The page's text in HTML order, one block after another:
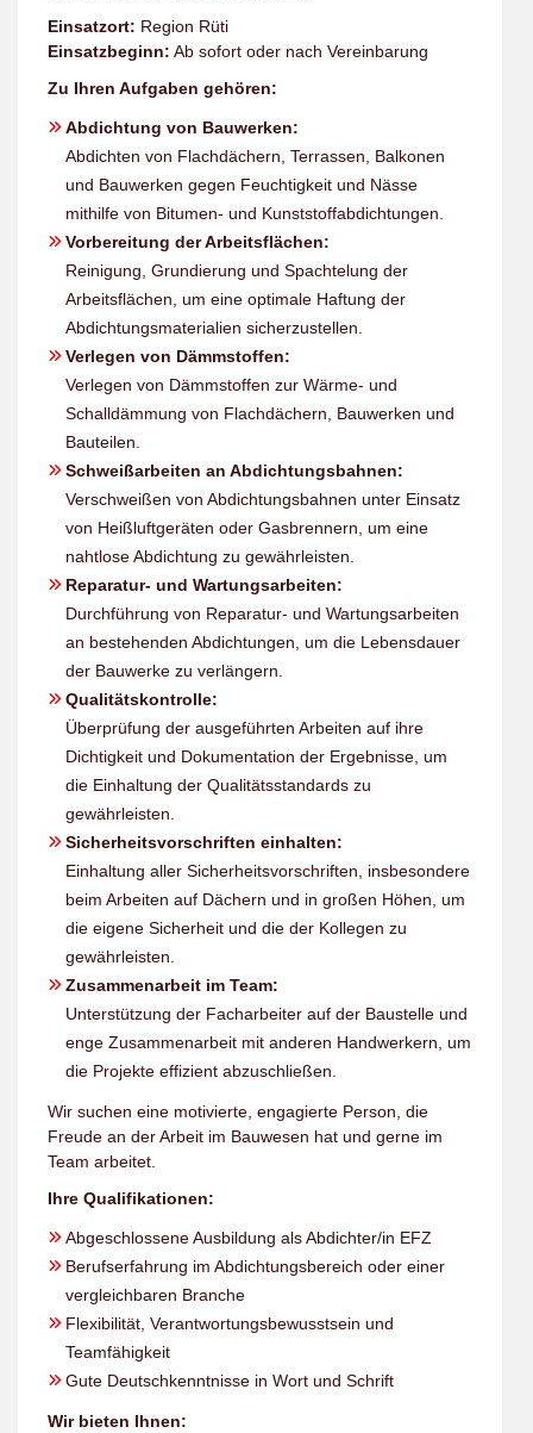
Einsatzort: Region Rüti
Einsatzbeginn: Ab sofort oder nach Vereinbarung
Zu Ihren Aufgaben gehören:
Abdichtung von Bauwerken:
Abdichten von Flachdächern, Terrassen, Balkonen
und Bauwerken gegen Feuchtigkeit und Nässe
mithilfe von Bitumen- und Kunststoffabdichtungen.
Vorbereitung der Arbeitsflächen:
Reinigung, Grundierung und Spachtelung der
Arbeitsflächen, um eine optimale Haftung der
Abdichtungsmaterialien sicherzustellen.
Verlegen von Dämmstoffen:
Verlegen von Dämmstoffen zur Wärme- und
Schalldämmung von Flachdächern, Bauwerken und
Bauteilen.
Schweißarbeiten an Abdichtungsbahnen:
Verschweißen von Abdichtungsbahnen unter Einsatz
von Heißluftgeräten oder Gasbrennern, um eine
nahtlose Abdichtung zu gewährleisten.
Reparatur- und Wartungsarbeiten:
Durchführung von Reparatur- und Wartungsarbeiten
an bestehenden Abdichtungen, um die Lebensdauer
der Bauwerke zu verlängern.
Qualitätskontrolle:
Überprüfung der ausgeführten Arbeiten auf ihre
Dichtigkeit und Dokumentation der Ergebnisse, um
die Einhaltung der Qualitätsstandards zu
gewährleisten.
Sicherheitsvorschriften einhalten:
Einhaltung aller Sicherheitsvorschriften, insbesondere
beim Arbeiten auf Dächern und in großen Höhen, um
die eigene Sicherheit und die der Kollegen zu
gewährleisten.
Zusammenarbeit im Team:
Unterstützung der Facharbeiter auf der Baustelle und
enge Zusammenarbeit mit anderen Handwerkern, um
die Projekte effizient abzuschließen.
Wir suchen eine motivierte, engagierte Person, die
Freude an der Arbeit im Bauwesen hat und gerne im
Team arbeitet.
Ihre Qualifikationen:
Abgeschlossene Ausbildung als Abdichter/in EFZ
Berufserfahrung im Abdichtungsbereich oder einer
vergleichbaren Branche
Flexibilität, Verantwortungsbewusstsein und
Teamfähigkeit
Gute Deutschkenntnisse in Wort und Schrift
Wir bieten Ihnen: